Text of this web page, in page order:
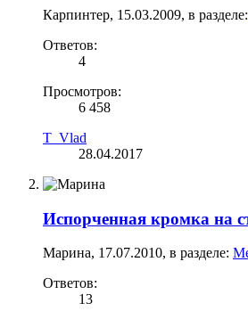
Карпинтер, 15.03.2009, в разделе:
Ответов:
4
Просмотров:
6 458
T_Vlad
28.04.2017
Испорченная кромка на
Марина, 17.07.2010, в разделе:
Ответов:
13